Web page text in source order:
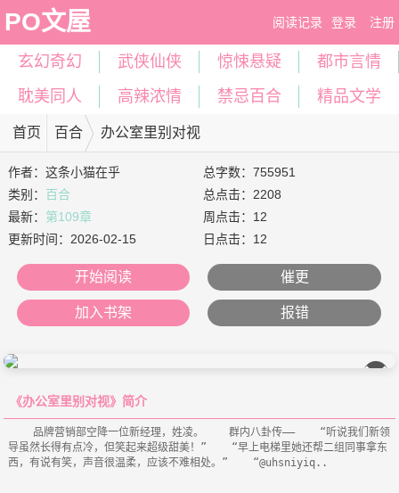
PO文屋 阅读记录 登录 注册
玄幻奇幻 武侠仙侠 惊悚悬疑
都市言情
耽美同人
高辣浓情 禁忌百合 精品文学
首页 百合 办公室里别对视
作者：这条小猫在乎
类别： 百合
最新： 第109章
更新时间： 2026-02-15
总字数：755951
总点击：2208
周点击：12
日点击：12
开始阅读 催更
加入书架 报错
��
《办公室里别对视》简介
导虽然长得有点冷，但笑起来超级甜美！”    “早上电梯里她还帮二组同事拿东